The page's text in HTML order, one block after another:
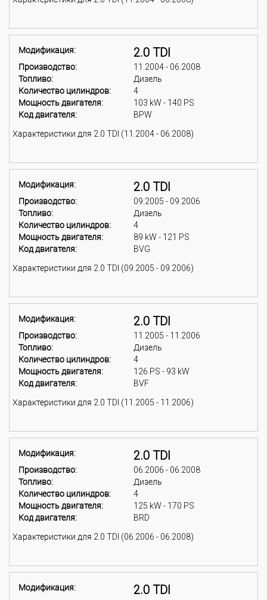
Модификация: 2.0 TDI
Производство:
11.2004 - 06.2008
Топливо:
Дизель
Количество цилиндров:
4
Мощность двигателя:
103 kW - 140 PS
Код двигателя:
BPW
Характеристики для 2.0 TDI (11.2004 - 06.2008)
Модификация: 2.0 TDI
Производство:
09.2005 - 09.2006
Топливо:
Дизель
Количество цилиндров:
4
Мощность двигателя:
89 kW - 121 PS
Код двигателя:
BVG
Характеристики для 2.0 TDI (09.2005 - 09.2006)
Модификация: 2.0 TDI
Производство:
11.2005 - 11.2006
Топливо:
Дизель
Количество цилиндров:
4
Мощность двигателя:
126 PS - 93 kW
Код двигателя:
BVF
Характеристики для 2.0 TDI (11.2005 - 11.2006)
Модификация: 2.0 TDI
Производство:
06.2006 - 06.2008
Топливо:
Дизель
Количество цилиндров:
4
Мощность двигателя:
125 kW - 170 PS
Код двигателя:
BRD
Характеристики для 2.0 TDI (06.2006 - 06.2008)
Модификация: 2.0 TDI